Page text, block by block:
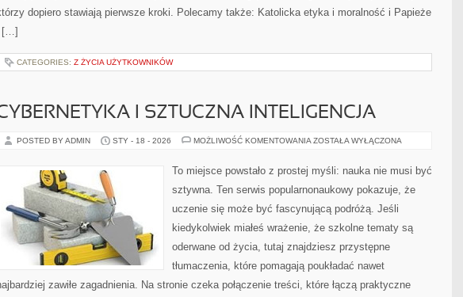
dopiero stawiają pierwsze kroki. Polecamy także: Katolicka etyka i moralność i Papieże
[…]
CATEGORIES: Z ŻYCIA UŻYTKOWNIKÓW
I SZTUCZNA INTELIGENCJA
POSTED BY ADMIN STY - 18 - 2026 MOŻLIWOŚĆ KOMENTOWANIA CYBERNETYKA
INTELIGENCJA
ZOSTAŁA WYŁĄCZONA
To miejsce powstało z prostej myśli: nauka nie musi być
sztywna. Ten serwis popularnonaukowy pokazuje, że
uczenie się może być fascynującą podróżą. Jeśli
kiedykolwiek miałeś wrażenie, że szkolne tematy są
oderwane od życia, tutaj znajdziesz przystępne
tłumaczenia, które pomagają poukładać nawet
zawiłe zagadnienia. Na stronie czeka połączenie treści, które łączą praktyczne